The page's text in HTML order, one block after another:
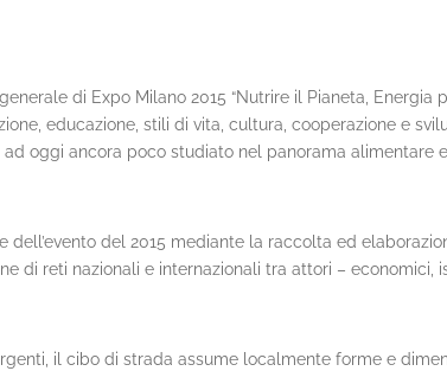
di Expo Milano 2015 “Nutrire il Pianeta, Energia
educazione, stili di vita, cultura, cooperazione e
oggi ancora poco studiato nel panorama alimentare
del 2015 mediante la raccolta ed
di reti nazionali e internazionali tra attori – economici,
il cibo di strada assume localmente forme e